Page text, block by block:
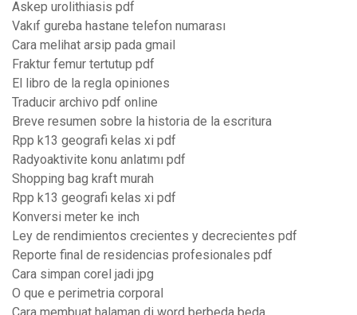
Askep urolithiasis pdf
Vakıf gureba hastane telefon numarası
Cara melihat arsip pada gmail
Fraktur femur tertutup pdf
El libro de la regla opiniones
Traducir archivo pdf online
Breve resumen sobre la historia de la escritura
Rpp k13 geografi kelas xi pdf
Radyoaktivite konu anlatımı pdf
Shopping bag kraft murah
Rpp k13 geografi kelas xi pdf
Konversi meter ke inch
Ley de rendimientos crecientes y decrecientes pdf
Reporte final de residencias profesionales pdf
Cara simpan corel jadi jpg
O que e perimetria corporal